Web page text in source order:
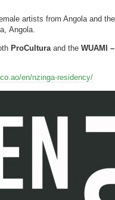
artists from Angola and
Angola.
ProCulturaand the WUAMI
en/nzinga-residency/